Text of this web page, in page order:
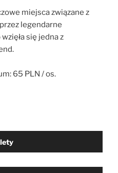
miejsca związane z
legendarne
się jedna z
65 PLN / os.